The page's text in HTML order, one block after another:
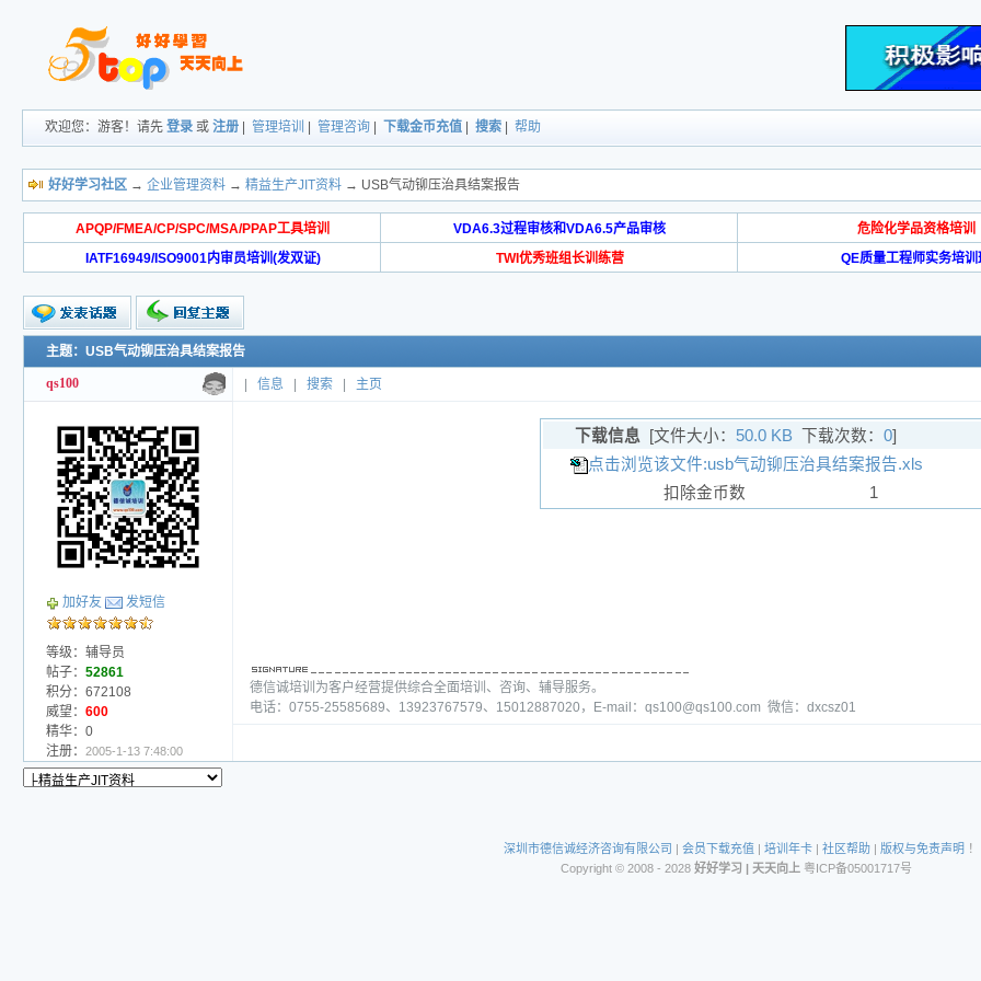
欢迎您：游客！请先登录 或注册 |管理培训 |管理咨询 下载金币充值 |搜索 |帮助
好好学习社区 →企业管理资料 →精益生产JIT资料 → USB气动铆压治具结案报告
APQP/FMEA/CP/SPC/MSA/PPAP工具培训 VDA6.3过程审核和VDA6.5产品审核 危险化学品资格培训
IATF16949/ISO9001内审员培训(发双证)
TWI优秀班组长训练营 QE质量工程师实务培训
主题：USB气动铆压治具结案报告
qs100 信息 搜索 主页
加好友 发短信
等级：辅导员
帖子： 52861
积分：672108
威望： 600
精华：0
注册：
2005-1-13 7:48:00
下载信息 [文件大小： 50.0 KB 下载次数： 0]
点击浏览该文件:usb气动铆压治具结案报告.xls
扣除金币数
1
德信诚培训为客户经营提供综合全面培训、咨询、辅导服务。
电话：0755-25585689、13923767579、15012887020，E-mail：qs100@qs100.com 微信：dxcsz01
深圳市德信诚经济咨询有限公司 | 会员下载充值| 培训年卡| 社区帮助| 版权与免责声明 ！
Copyright © 2008 - 2028 好好学习 | 天天向上 粤ICP备05001717号